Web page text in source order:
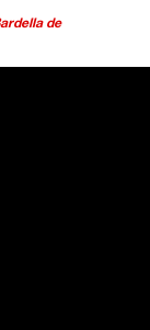
de